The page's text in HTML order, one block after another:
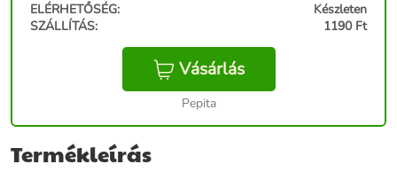
ELÉRHETŐSÉG:
Készleten
SZÁLLÍTÁS:
1190 Ft
Vásárlás
Pepita
Termékleírás